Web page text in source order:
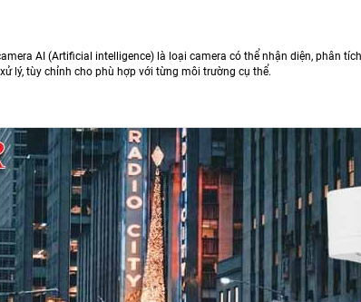
AI (Artificial intelligence) là loại camera có thể nhận diện, phân
lý, tùy chỉnh cho phù hợp với từng môi trường cụ thể.